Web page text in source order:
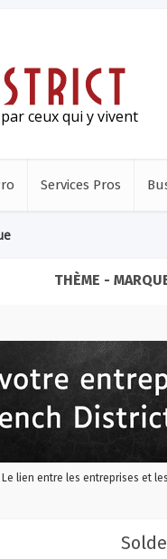
par ceux qui y vivent
Services Pros
THÈME -
Le lien entre les entreprises et